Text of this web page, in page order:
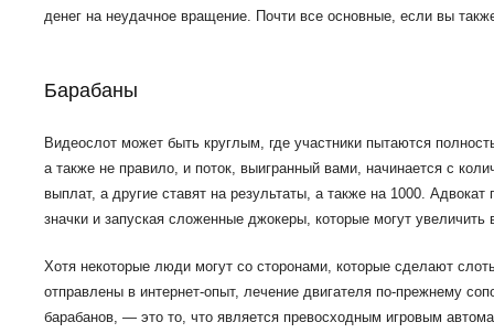
денег на неудачное вращение. Почти все основные, если вы
Барабаны
Видеослот может быть круглым, где участники пытаются
а также не правило, и поток, выигранный вами, начинается с
выплат, а другие ставят на результаты, а также на 1000.
значки и запуская сложенные джокеры, которые могут
Хотя некоторые люди могут со сторонами, которые сделают
отправлены в интернет-опыт, лечение двигателя по-прежнему
барабанов, — это то, что является превосходным игровым